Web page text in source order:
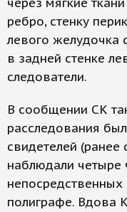
ребро, стенку
левого желудочка
в задней стенке
следователи.
В сообщении СК
расследования
свидетелей
наблюдали четыре
полиграфе. Вдова